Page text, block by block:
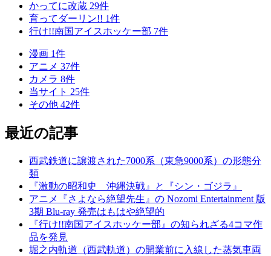
かってに改蔵 29件
育ってダーリン!! 1件
行け!!南国アイスホッケー部 7件
漫画 1件
アニメ 37件
カメラ 8件
当サイト 25件
その他 42件
最近の記事
西武鉄道に譲渡された7000系（東急9000系）の形態分
類
『激動の昭和史 沖縄決戦』と『シン・ゴジラ』
アニメ『さよなら絶望先生』の Nozomi Entertainment 版
3期 Blu-ray 発売はもはや絶望的
『行け!!南国アイスホッケー部』の知られざる4コマ作
品を発見
堀之内軌道（西武軌道）の開業前に入線した蒸気車両